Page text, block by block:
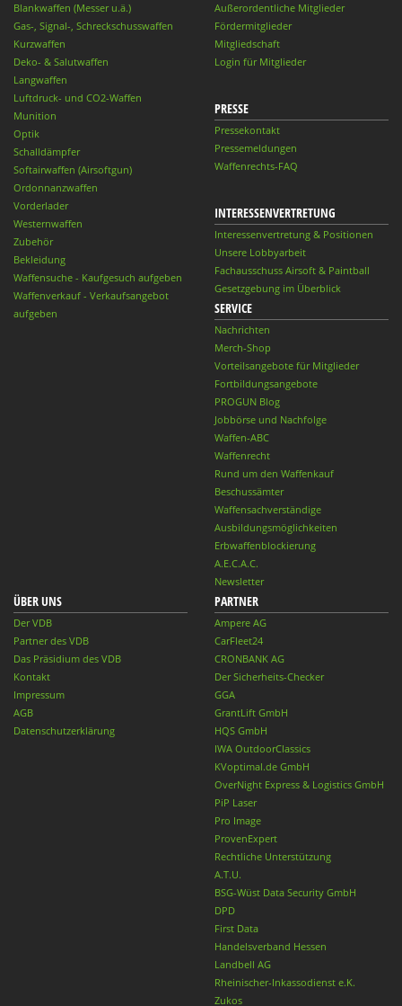
Blankwaffen (Messer u.ä.)
Gas-, Signal-, Schreckschusswaffen
Kurzwaffen
Deko- & Salutwaffen
Langwaffen
Luftdruck- und CO2-Waffen
Munition
Optik
Schalldämpfer
Softairwaffen (Airsoftgun)
Ordonnanzwaffen
Vorderlader
Westernwaffen
Zubehör
Bekleidung
Waffensuche - Kaufgesuch aufgeben
Waffenverkauf - Verkaufsangebot
aufgeben
Außerordentliche Mitglieder
Fördermitglieder
Mitgliedschaft
Login für Mitglieder
PRESSE
Pressekontakt
Pressemeldungen
Waffenrechts-FAQ
INTERESSENVERTRETUNG
Interessenvertretung & Positionen
Unsere Lobbyarbeit
Fachausschuss Airsoft & Paintball
Gesetzgebung im Überblick
SERVICE
Nachrichten
Merch-Shop
Vorteilsangebote für Mitglieder
Fortbildungsangebote
PROGUN Blog
Jobbörse und Nachfolge
Waffen-ABC
Waffenrecht
Rund um den Waffenkauf
Beschussämter
Waffensachverständige
Ausbildungsmöglichkeiten
Erbwaffenblockierung
A.E.C.A.C.
Newsletter
ÜBER UNS
Der VDB
Partner des VDB
Das Präsidium des VDB
Kontakt
Impressum
AGB
Datenschutzerklärung
PARTNER
Ampere AG
CarFleet24
CRONBANK AG
Der Sicherheits-Checker
GGA
GrantLift GmbH
HQS GmbH
IWA OutdoorClassics
KVoptimal.de GmbH
OverNight Express & Logistics GmbH
PiP Laser
Pro Image
ProvenExpert
Rechtliche Unterstützung
A.T.U.
BSG-Wüst Data Security GmbH
DPD
First Data
Handelsverband Hessen
Landbell AG
Rheinischer-Inkassodienst e.K.
Zukos